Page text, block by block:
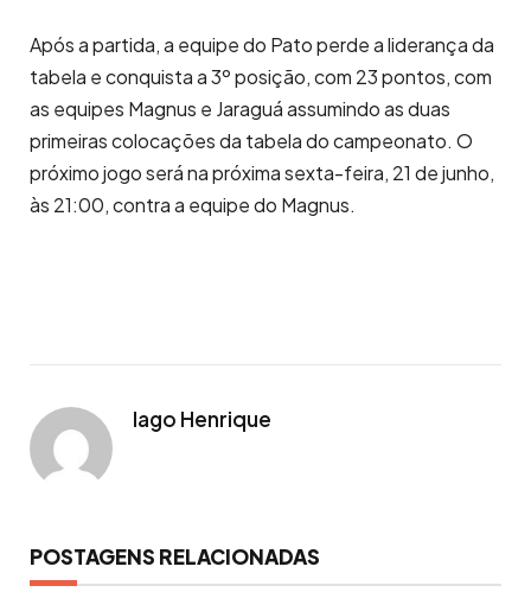
Após a partida, a equipe do Pato perde a liderança da
tabela e conquista a 3º posição, com 23 pontos, com
as equipes Magnus e Jaraguá assumindo as duas
primeiras colocações da tabela do campeonato. O
próximo jogo será na próxima sexta-feira, 21 de junho,
às 21:00, contra a equipe do Magnus.
Iago Henrique
POSTAGENS RELACIONADAS